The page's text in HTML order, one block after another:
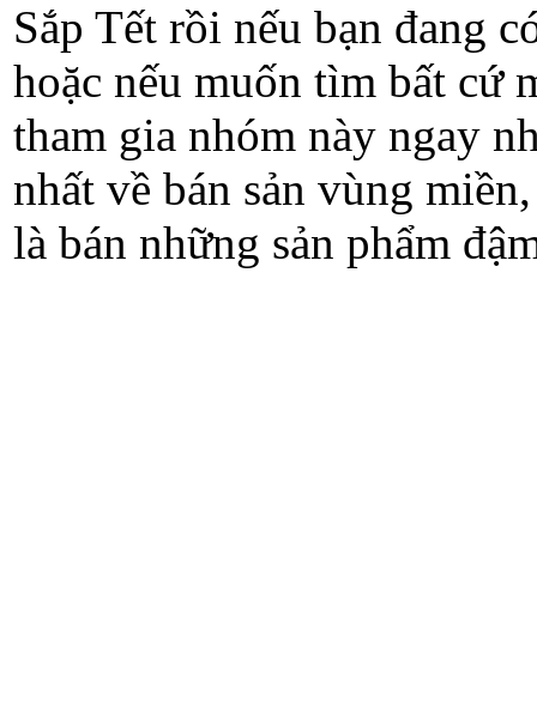
Sắp Tết rồi nếu bạn đang
hoặc nếu muốn tìm bất cứ
tham gia nhóm này ngay
nhất về bán sản vùng
là bán những sản phẩm